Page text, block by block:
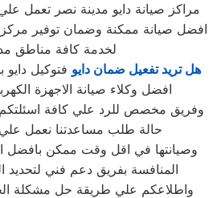
مراكز صيانة دايو مدينة نصر تعمل
افضل صيانة ممكنة وضمان توفير
لخدمة كافة مناطق
هل تريد تفعيل ضمان دايو فتوكيل دايو
افضل وكلاء صيانة الاجهزة
حالة طلب مساعدتنا نعمل
وصيانتها في اقل وقت ممكن بافضل
المنافسة بفريق دعم فني لتحديد
واطلاعكم علي طريقة حل مشكلة